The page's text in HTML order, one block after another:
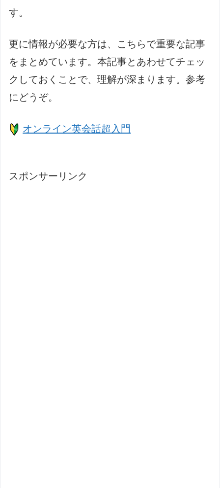
す。
更に情報が必要な方は、こちらで重要な記事
をまとめています。本記事とあわせてチェッ
クしておくことで、理解が深まります。参考
にどうぞ。
オンライン英会話超入門
スポンサーリンク